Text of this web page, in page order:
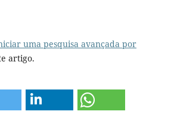
uma pesquisa avançada por
artigo.